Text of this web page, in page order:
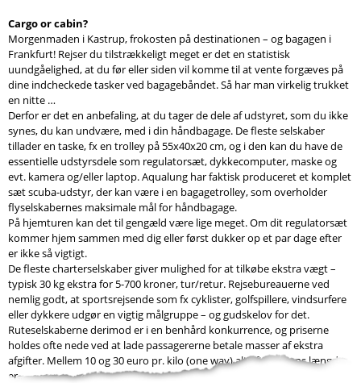
Cargo or cabin?
Morgenmaden i Kastrup, frokosten på destinationen – og bagagen i
Frankfurt! Rejser du tilstrækkeligt meget er det en statistisk
uundgåelighed, at du før eller siden vil komme til at vente forgæves på
dine indcheckede tasker ved bagagebåndet. Så har man virkelig trukket
en nitte …
Derfor er det en anbefaling, at du tager de dele af udstyret, som du ikke
synes, du kan undvære, med i din håndbagage. De fleste selskaber
tillader en taske, fx en trolley på 55x40x20 cm, og i den kan du have de
essentielle udstyrsdele som regulatorsæt, dykkecomputer, maske og
evt. kamera og/eller laptop. Aqualung har faktisk produceret et komplet
sæt scuba-udstyr, der kan være i en bagagetrolley, som overholder
flyselskabernes maksimale mål for håndbagage.
På hjemturen kan det til gengæld være lige meget. Om dit regulatorsæt
kommer hjem sammen med dig eller først dukker op et par dage efter
er ikke så vigtigt.
De fleste charterselskaber giver mulighed for at tilkøbe ekstra vægt –
typisk 30 kg ekstra for 5-700 kroner, tur/retur. Rejsebureauerne ved
nemlig godt, at sportsrejsende som fx cyklister, golfspillere, vindsurfere
eller dykkere udgør en vigtig målgruppe – og gudskelov for det.
Ruteselskaberne derimod er i en benhård konkurrence, og priserne
holdes ofte nede ved at lade passagererne betale masser af ekstra
afgifter. Mellem 10 og 30 euro pr. kilo (one way) alt efter turens længde
er...